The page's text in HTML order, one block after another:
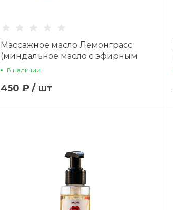
Массажное масло Лемонграсс
(миндальное масло с эфирным
маслом лемонграсс) 100 мл
В наличии
450 ₽/ шт